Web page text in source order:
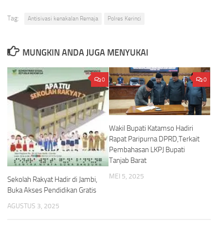
Tag: Antisivasi kenakalan Remaja Polres Kerinci
MUNGKIN ANDA JUGA MENYUKAI
0
Sekolah Rakyat Hadir di Jambi,
Buka Akses Pendidikan Gratis
AGUSTUS 3, 2025
0
Wakil Bupati Katamso Hadiri
Rapat Paripurna DPRD,Terkait
Pembahasan LKPJ Bupati
Tanjab Barat
MEI 5, 2025